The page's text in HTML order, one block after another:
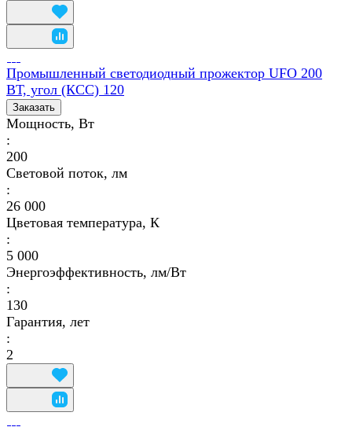
Промышленный светодиодный прожектор UFO 200
ВТ, угол (КСС) 120
Заказать
Мощность, Вт
:
200
Световой поток, лм
:
26 000
Цветовая температура, К
:
5 000
Энергоэффективность, лм/Вт
:
130
Гарантия, лет
:
2